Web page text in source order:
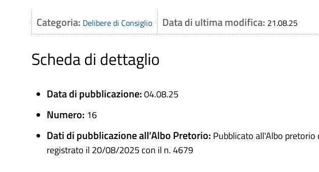
Categoria: Delibere di Consiglio Data di ultima modifica: 21.08.25
Scheda di dettaglio
Data di pubblicazione:04.08.25
Numero: 16
Dati di pubblicazione all'Albo Pretorio: Pubblicato all'Albo
registrato il 20/08/2025 con il n. 4679